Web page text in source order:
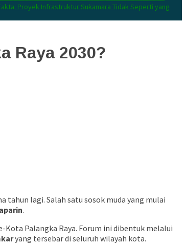
Proyek Infrastruktur Sukamara Tidak Seperti yang
Raya 2030?
lagi. Salah satu sosok muda yang mulai
.
Kota Palangka Raya. Forum ini dibentuk melalui
yang tersebar di seluruh wilayah kota.